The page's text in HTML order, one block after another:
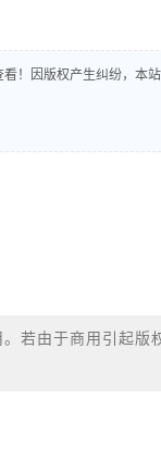
！因版权产生纠纷，本站
若由于商用引起版